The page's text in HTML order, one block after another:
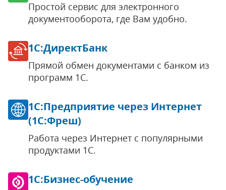
Простой сервис для электронного
документооборота, где Вам удобно.
1С:ДиректБанк
Прямой обмен документами с банком из
программ 1С.
1С:Предприятие через Интернет
(1С:Фреш)
Работа через Интернет с популярными
продуктами 1С.
1С:Бизнес-обучение